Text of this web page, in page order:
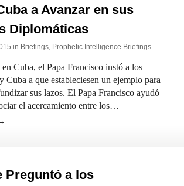
a Avanzar en sus
Diplomáticas
in Briefings, Prophetic Intelligence Briefings
Cuba, el Papa Francisco instó a los
Cuba a que estableciesen un ejemplo para
sus lazos. El Papa Francisco ayudó
el acercamiento entre los…
Preguntó a los